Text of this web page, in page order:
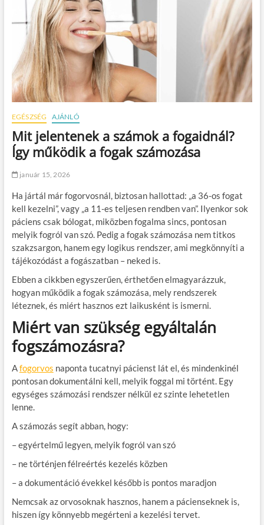
EGÉSZSÉG AJÁNLÓ
Mit jelentenek a számok a fogaidnál?
Így működik a fogak számozása
január 15, 2026
Ha jártál már fogorvosnál, biztosan hallottad: „a 36-os fogat
kell kezelni”, vagy „a 11-es teljesen rendben van”. Ilyenkor sok
páciens csak bólogat, miközben fogalma sincs, pontosan
melyik fogról van szó. Pedig a fogak számozása nem titkos
szakzsargon, hanem egy logikus rendszer, ami megkönnyíti a
tájékozódást a fogászatban – neked is.
Ebben a cikkben egyszerűen, érthetően elmagyarázzuk,
hogyan működik a fogak számozása, mely rendszerek
léteznek, és miért hasznos ezt laikusként is ismerni.
Miért van szükség egyáltalán
fogszámozásra?
Afogorvos naponta tucatnyi pácienst lát el, és mindenkinél
pontosan dokumentálni kell, melyik foggal mi történt. Egy
egységes számozási rendszer nélkül ez szinte lehetetlen
lenne.
A számozás segít abban, hogy:
– egyértelmű legyen, melyik fogról van szó
– ne történjen félreértés kezelés közben
– a dokumentáció évekkel később is pontos maradjon
Nemcsak az orvosoknak hasznos, hanem a pácienseknek is,
hiszen így könnyebb megérteni a kezelési tervet.